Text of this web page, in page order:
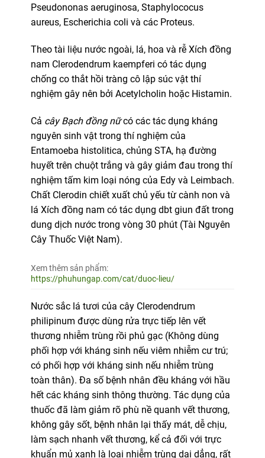
Pseudononas aeruginosa, Staphylococus
aureus, Escherichia coli và các Proteus.
Theo tài liệu nước ngoài, lá, hoa và rễ Xích đồng
nam Clerodendrum kaempferi có tác dụng
chống co thắt hồi tràng cô lập súc vật thí
nghiệm gây nên bởi Acetylcholin hoặc Histamin.
Cả cây Bạch đồng nữcó các tác dụng kháng
nguyên sinh vật trong thí nghiệm của
Entamoeba histolitica, chủng STA, hạ đường
huyết trên chuột trắng và gây giảm đau trong thí
nghiệm tấm kim loại nóng của Edy và Leimbach.
Chất Clerodin chiết xuất chủ yếu từ cành non và
lá Xích đồng nam có tác dụng dbt giun đất trong
dung dịch nước trong vòng 30 phút (Tài Nguyên
Cây Thuốc Việt Nam).
Xem thêm sản phẩm:
https://phuhungap.com/cat/duoc-lieu/
Nước sắc lá tươi của cây Clerodendrum
philipinum được dùng rửa trực tiếp lên vết
thương nhiễm trùng rồi phủ gạc (Không dùng
phối hợp với kháng sinh nếu viêm nhiễm cư trú;
có phối hợp với kháng sinh nếu nhiễm trùng
toàn thân). Đa số bệnh nhân đều kháng với hầu
hết các kháng sinh thông thường. Tác dụng của
thuốc đã làm giảm rõ phù nề quanh vết thương,
không gây sốt, bệnh nhân lại thấy mát, dễ chịu,
làm sạch nhanh vết thương, kể cả đối với trực
khuẩn mủ xanh là loại nhiễm trùng dai dẳng, rất